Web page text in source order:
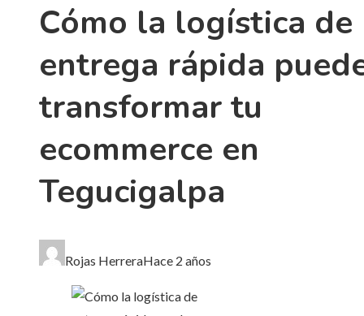
Cómo la logística de
entrega rápida
transformar tu
ecommerce en
Tegucigalpa
Rojas HerreraHace 2 años